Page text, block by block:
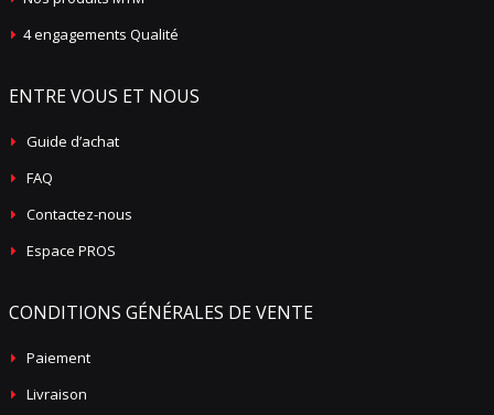
4 engagements Qualité
ENTRE VOUS ET NOUS
Guide d’achat
FAQ
Contactez-nous
Espace PROS
CONDITIONS GÉNÉRALES DE VENTE
Paiement
Livraison